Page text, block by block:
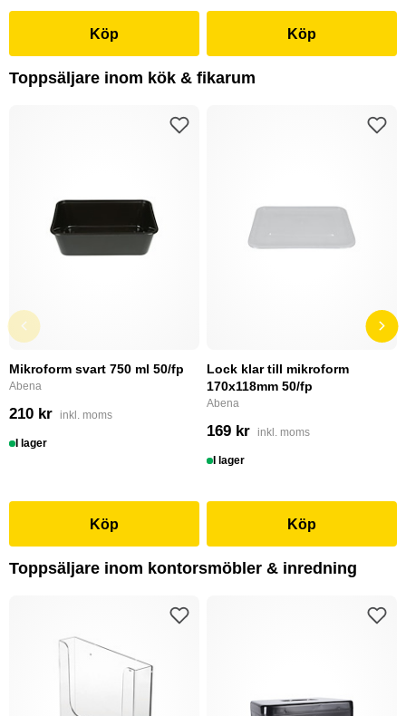
Köp Köp
Toppsäljare inom kök & fikarum
Mikroform svart 750 ml 50/fp
Abena
210 kr inkl. moms
I lager
Köp
Lock klar till mikroform
170x118mm 50/fp
Abena
169 kr inkl. moms
I lager
Köp
Toppsäljare inom kontorsmöbler & inredning